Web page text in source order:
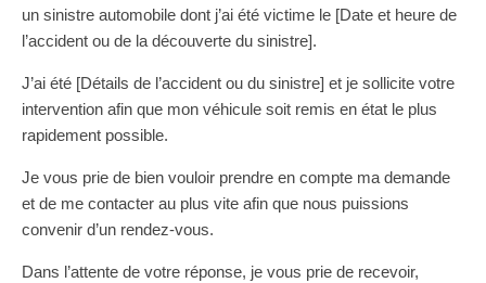
un sinistre automobile dont j’ai été victime le [Date et heure de
l’accident ou de la découverte du sinistre].
J’ai été [Détails de l’accident ou du sinistre] et je sollicite votre
intervention afin que mon véhicule soit remis en état le plus
rapidement possible.
Je vous prie de bien vouloir prendre en compte ma demande
et de me contacter au plus vite afin que nous puissions
convenir d’un rendez-vous.
Dans l’attente de votre réponse, je vous prie de recevoir,